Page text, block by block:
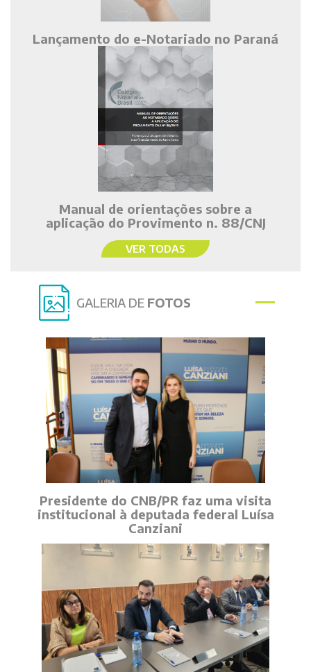
Lançamento do e-Notariado no Paraná
Manual de orientações sobre a
aplicação do Provimento n. 88/CNJ
VER TODAS
GALERIA DE FOTOS
Presidente do CNB/PR faz uma visita
institucional à deputada federal Luísa
Canziani